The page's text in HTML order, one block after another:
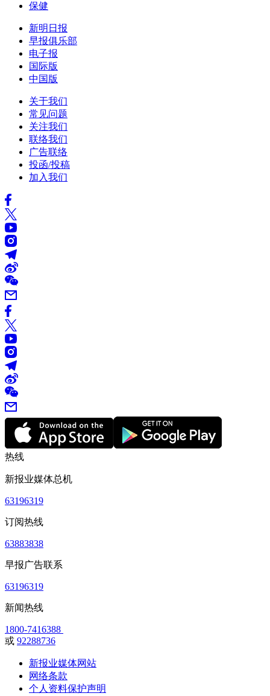
保健
新明日报
早报俱乐部
电子报
国际版
中国版
关于我们
常见问题
关注我们
联络我们
广告联络
投函/投稿
加入我们
热线
新报业媒体总机
63196319
订阅热线
63883838
早报广告联系
63196319
新闻热线
1800-7416388
或 92288736
新报业媒体网站
网络条款
个人资料保护声明